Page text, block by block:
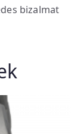
bizalmat